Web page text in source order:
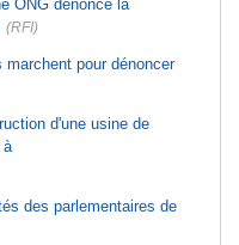
ONG dénonce la
(RFI)
pour dénoncer
d'une usine de
à
des parlementaires de